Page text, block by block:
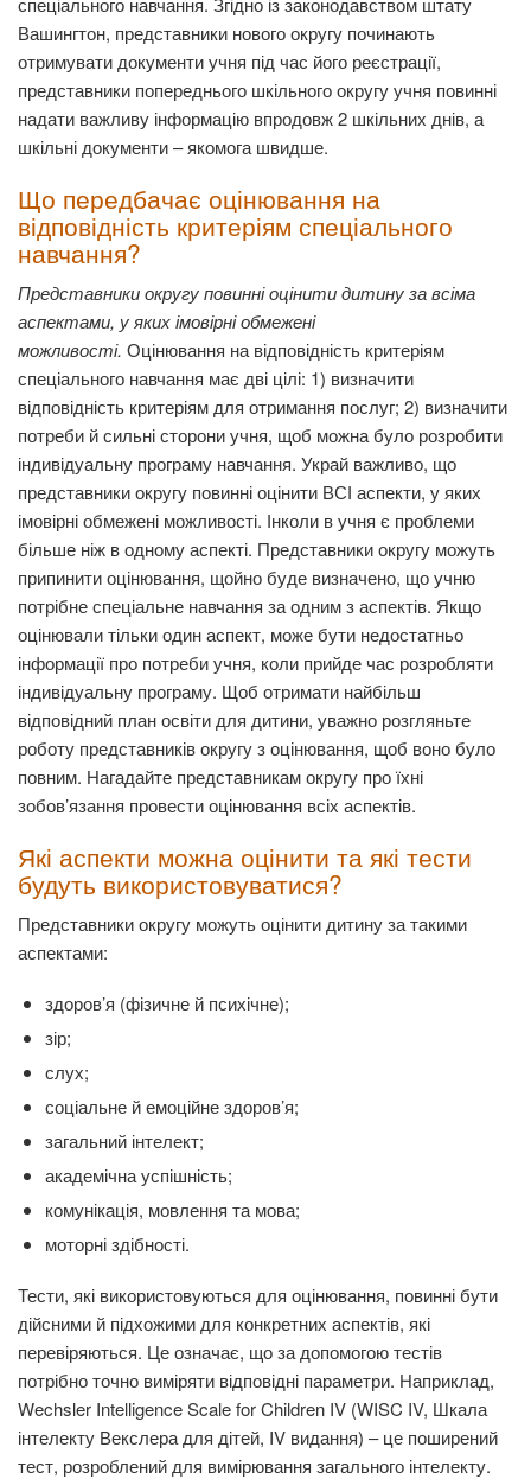
Вашингтон, представники нового округу починають
отримувати документи учня під час його реєстрації,
представники попереднього шкільного округу учня повинні
надати важливу інформацію впродовж 2 шкільних днів, а
шкільні документи – якомога швидше.
Що передбачає оцінювання на
відповідність критеріям спеціального
навчання?
Представники округу повинні оцінити дитину за всіма
аспектами, у яких імовірні обмежені
можливості. Оцінювання на відповідність критеріям
спеціального навчання має дві цілі: 1) визначити
відповідність критеріям для отримання послуг; 2) визначити
потреби й сильні сторони учня, щоб можна було розробити
індивідуальну програму навчання. Украй важливо, що
представники округу повинні оцінити ВСІ аспекти, у яких
імовірні обмежені можливості. Інколи в учня є проблеми
більше ніж в одному аспекті. Представники округу можуть
припинити оцінювання, щойно буде визначено, що учню
потрібне спеціальне навчання за одним з аспектів. Якщо
оцінювали тільки один аспект, може бути недостатньо
інформації про потреби учня, коли прийде час розробляти
індивідуальну програму. Щоб отримати найбільш
відповідний план освіти для дитини, уважно розгляньте
роботу представників округу з оцінювання, щоб воно було
повним. Нагадайте представникам округу про їхні
зобов’язання провести оцінювання всіх аспектів.
Які аспекти можна оцінити та які тести
будуть використовуватися?
Представники округу можуть оцінити дитину за такими
аспектами:
здоров’я (фізичне й психічне);
зір;
слух;
соціальне й емоційне здоров’я;
загальний інтелект;
академічна успішність;
комунікація, мовлення та мова;
моторні здібності.
Тести, які використовуються для оцінювання, повинні бути
дійсними й підхожими для конкретних аспектів, які
перевіряються. Це означає, що за допомогою тестів
потрібно точно виміряти відповідні параметри. Наприклад,
Wechsler Intelligence Scale for Children IV (WISC IV, Шкала
інтелекту Векслера для дітей, IV видання) – це поширений
тест, розроблений для вимірювання загального інтелекту.